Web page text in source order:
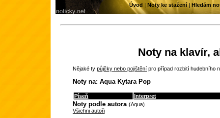
Noty na klavír,
Nějaké ty půjčky nebo pojištění pro případ rozbití hudebního
Noty na: Aqua Kytara Pop
Píseň Interpret
Noty podle autora (Aqua)
Všichni autoři
Úvod | Noty ke stažení| Hledám